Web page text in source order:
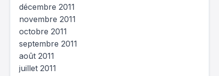
décembre 2011
novembre 2011
octobre 2011
septembre 2011
août 2011
juillet 2011